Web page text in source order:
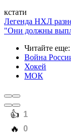
кстати
Легенда НХЛ
"Они должны
Читайте еще:
Война
Хокей
МОК
️👍 1
️🔥 0